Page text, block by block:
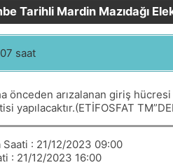
Tarihli Mardin Mazıdağı
saat
önceden arızalanan giriş
yapılacaktır.(ETİFOSFAT
: 21/12/2023 09:00
: 21/12/2023 16:00